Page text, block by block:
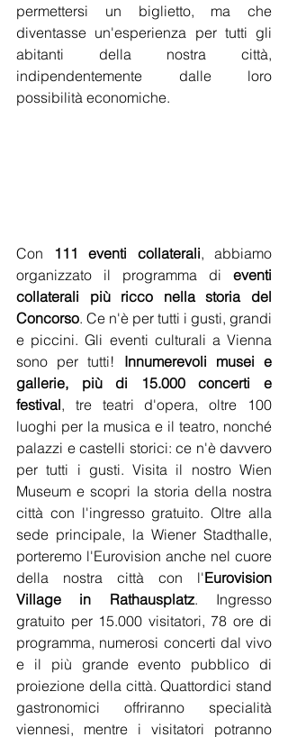
permettersi un biglietto, ma che
diventasse un'esperienza per tutti gli
abitanti della nostra città,
indipendentemente dalle loro
possibilità economiche.
Con 111 eventi collaterali, abbiamo
organizzato il programma di eventi
collaterali più ricco nella storia del
Concorso. Ce n'è per tutti i gusti, grandi
e piccini. Gli eventi culturali a Vienna
sono per tutti! Innumerevoli musei e
gallerie, più di 15.000 concerti e
festival, tre teatri d'opera, oltre 100
luoghi per la musica e il teatro, nonché
palazzi e castelli storici: ce n'è davvero
per tutti i gusti. Visita il nostro Wien
Museum e scopri la storia della nostra
città con l'ingresso gratuito. Oltre alla
sede principale, la Wiener Stadthalle,
porteremo l'Eurovision anche nel cuore
della nostra città con l'Eurovision
Village in Rathausplatz. Ingresso
gratuito per 15.000 visitatori, 78 ore di
programma, numerosi concerti dal vivo
e il più grande evento pubblico di
proiezione della città. Quattordici stand
gastronomici offriranno specialità
viennesi, mentre i visitatori potranno